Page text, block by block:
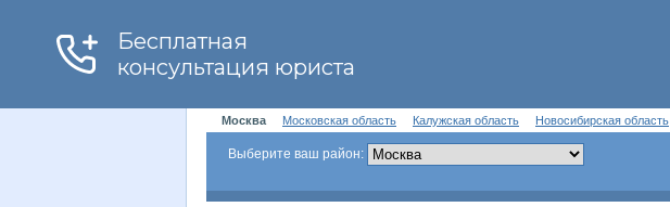
Москва Московская область Калужская область Новосибирская область
Выберите ваш район: